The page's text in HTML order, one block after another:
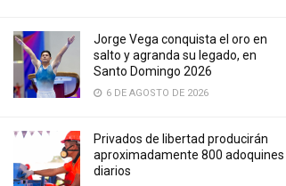
Jorge Vega conquista el oro en
salto y agranda su legado, en
Santo Domingo 2026
6 DE AGOSTO DE 2026
Privados de libertad producirán
aproximadamente 800 adoquines
diarios